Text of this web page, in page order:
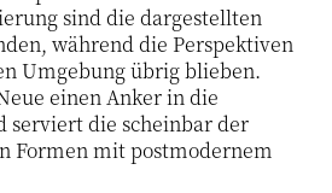
sind die dargestellten
während die Perspektiven
Umgebung übrig blieben.
einen Anker in die
serviert die scheinbar der
Formen mit postmodernem